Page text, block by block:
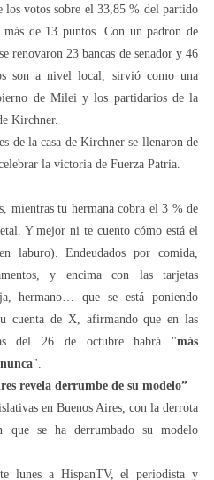
votos sobre el 33,85 % del partido
de 13 puntos. Con un padrón de
renovaron 23 bancas de senador y 46
son a nivel local, sirvió como una
de Milei y los partidarios de la
Kirchner.
de la casa de Kirchner se llenaron de
la victoria de Fuerza Patria.
mientras tu hermana cobra el 3 % de
Y mejor ni te cuento cómo está el
laburo). Endeudados por comida,
y encima con las tarjetas
hermano… que se está poniendo
cuenta de X, afirmando que en las
del 26 de octubre habrá "más
".
revela derrumbe de su modelo”
en Buenos Aires, con la derrota
se ha derrumbado su modelo
lunes a HispanTV, el periodista y